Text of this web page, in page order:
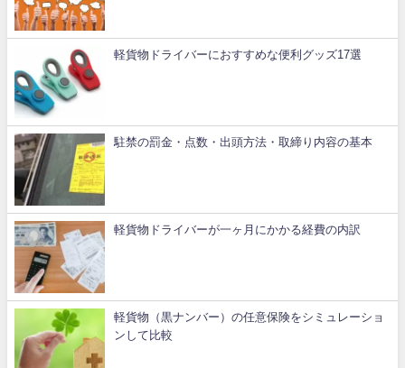
軽貨物ドライバーにおすすめな便利グッズ17選
駐禁の罰金・点数・出頭方法・取締り内容の基本
軽貨物ドライバーが一ヶ月にかかる経費の内訳
軽貨物（黒ナンバー）の任意保険をシミュレーショ
ンして比較